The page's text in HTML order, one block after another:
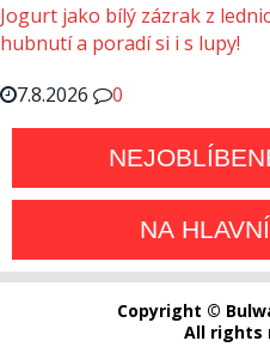
Jogurt jako bílý zázrak z
hubnutí a poradí si i s lupy!
7.8.2026
0
NA
Copyright ©
All rights